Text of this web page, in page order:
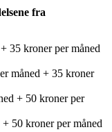
fra
35 kroner per måned
måned + 35 kroner
+ 50 kroner per
50 kroner per måned